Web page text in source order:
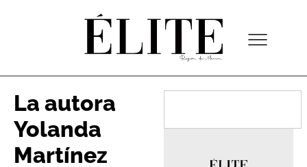
La autora
Yolanda
Martínez